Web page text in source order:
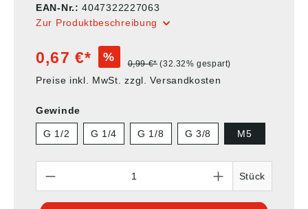
EAN-Nr.:4047322227063
Zur Produktbeschreibung
0,67 €* % 0,99 €* (32.32% gespart)
Preise inkl. MwSt. zzgl. Versandkosten
Gewinde
G 1/2 G 1/4 G 1/8 G 3/8 M5
Stück